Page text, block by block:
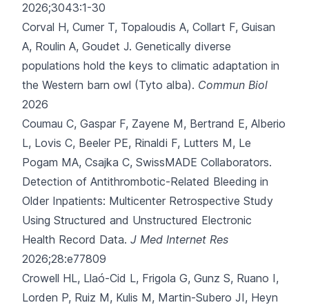
2026;3043:1-30
Corval H, Cumer T, Topaloudis A, Collart F, Guisan
A, Roulin A, Goudet J. Genetically diverse
populations hold the keys to climatic adaptation in
the Western barn owl (Tyto alba). Commun Biol
2026
Coumau C, Gaspar F, Zayene M, Bertrand E, Alberio
L, Lovis C, Beeler PE, Rinaldi F, Lutters M, Le
Pogam MA, Csajka C, SwissMADE Collaborators.
Detection of Antithrombotic-Related Bleeding in
Older Inpatients: Multicenter Retrospective Study
Using Structured and Unstructured Electronic
Health Record Data. J Med Internet Res
2026;28:e77809
Crowell HL, Llaó-Cid L, Frigola G, Gunz S, Ruano I,
Lorden P, Ruiz M, Kulis M, Martin-Subero JI, Heyn